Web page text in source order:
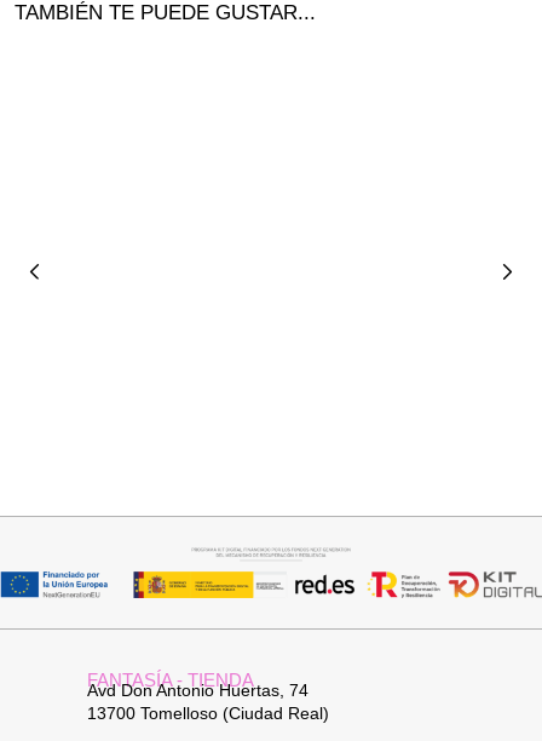
TAMBIÉN TE PUEDE GUSTAR...
FANTASÍA - TIENDA
Avd Don Antonio Huertas, 74
13700 Tomelloso (Ciudad Real)